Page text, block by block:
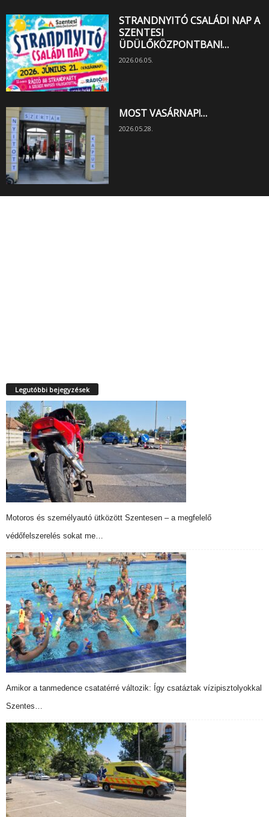
STRANDNYITÓ CSALÁDI NAP A
SZENTESI
ÜDÜLŐKÖZPONTBAN!…
2026.06.05.
MOST VASÁRNAP!…
2026.05.28.
Legutóbbi bejegyzések
Motoros és személyautó ütközött Szentesen – a megfelelő
védőfelszerelés sokat me…
Amikor a tanmedence csatatérré változik: Így csatáztak vízipisztolyokkal
Szentes…